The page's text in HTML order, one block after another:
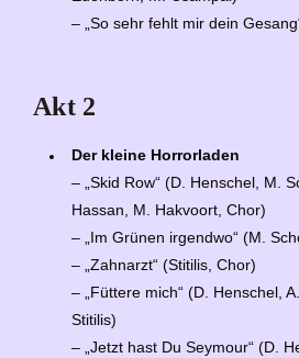
– „So sehr fehlt mir dein
Akt 2
Der kleine Horrorladen
– „Skid Row“ (D. Henschel, M.
Hassan, M. Hakvoort, Chor)
– „Im Grünen irgendwo“ (M.
– „Zahnarzt“ (Stitilis, Chor)
– „Füttere mich“ (D. Henschel,
Stitilis)
– „Jetzt hast Du Seymour“ (D.